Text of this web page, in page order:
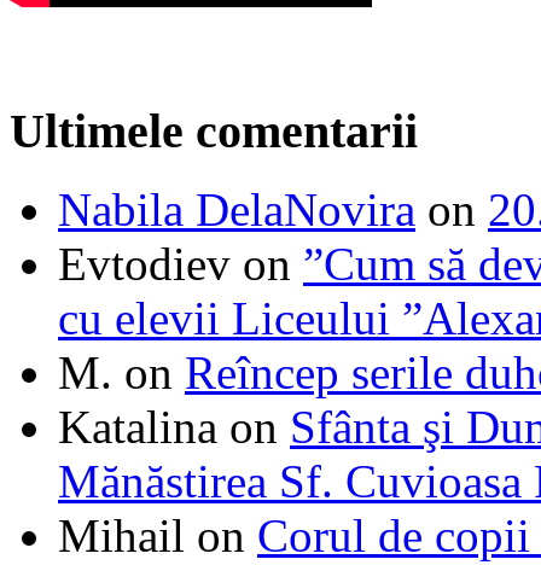
Ultimele comentarii
Nabila DelaNovira on
Evtodiev on ”Cum să
cu elevii Liceului
M. on Reîncep serile
Katalina on Sfânta şi
Mănăstirea Sf. Cuvioasa
Mihail on Corul de